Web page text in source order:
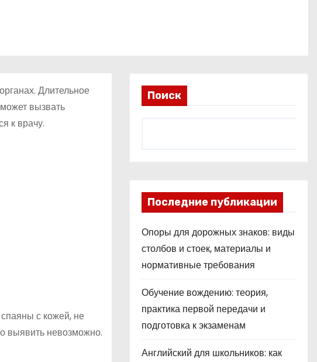
Длительное
вызвать
к врачу.
с кожей, не
выявить невозможно.
Поиск
Последние публикации
Опоры для дорожных знаков: виды
столбов и стоек, материалы и
нормативные требования
Обучение вождению: теория,
практика первой передачи и
подготовка к экзаменам
Английский для школьников: как